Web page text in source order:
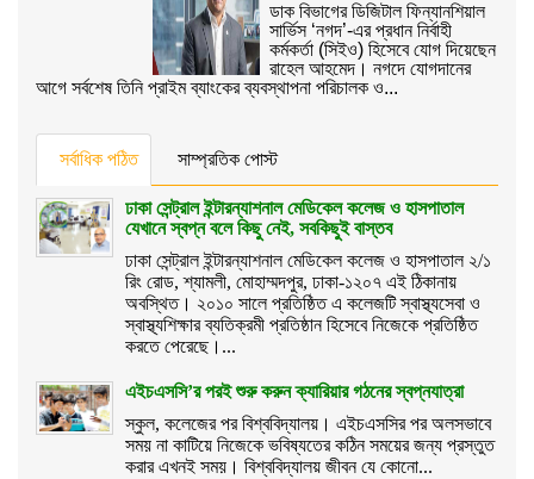
ডাক বিভাগের ডিজিটাল ফিন্যানশিয়াল
সার্ভিস ‘নগদ’-এর প্রধান নির্বাহী
কর্মকর্তা (সিইও) হিসেবে যোগ দিয়েছেন
রাহেল আহমেদ। নগদে যোগদানের
আগে সর্বশেষ তিনি প্রাইম ব্যাংকের ব্যবস্থাপনা পরিচালক ও...
সর্বাধিক পঠিত সাম্প্রতিক পোস্ট
ঢাকা সেন্ট্রাল ইন্টারন্যাশনাল মেডিকেল কলেজ ও হাসপাতাল
যেখানে স্বপ্ন বলে কিছু নেই, সবকিছুই বাস্তব
ঢাকা সেন্ট্রাল ইন্টারন্যাশনাল মেডিকেল কলেজ ও হাসপাতাল ২/১
রিং রোড, শ্যামলী, মোহাম্মদপুর, ঢাকা-১২০৭ এই ঠিকানায়
অবস্থিত। ২০১০ সালে প্রতিষ্ঠিত এ কলেজটি স্বাস্থ্যসেবা ও
স্বাস্থ্যশিক্ষার ব্যতিক্রমী প্রতিষ্ঠান হিসেবে নিজেকে প্রতিষ্ঠিত
করতে পেরেছে।...
এইচএসসি’র পরই শুরু করুন ক্যারিয়ার গঠনের স্বপ্নযাত্রা
স্কুল, কলেজের পর বিশ্ববিদ্যালয়। এইচএসসির পর অলসভাবে
সময় না কাটিয়ে নিজেকে ভবিষ্যতের কঠিন সময়ের জন্য প্রস্তুত
করার এখনই সময়। বিশ্ববিদ্যালয় জীবন যে কোনো...